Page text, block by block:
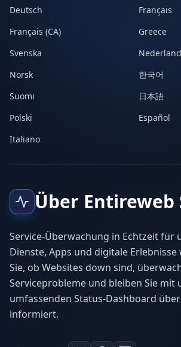
Deutsch
Français
Français (CA)
Greece
Svenska
Norsk
한국어
Suomi
日本語
Polski
Español
Italiano
Über Entireweb
Service-Überwachung in Echtzeit für
Dienste, Apps und digitale
Sie, ob Websites down sind,
Serviceprobleme und bleiben Sie mit
umfassenden Status-Dashboard
informiert.